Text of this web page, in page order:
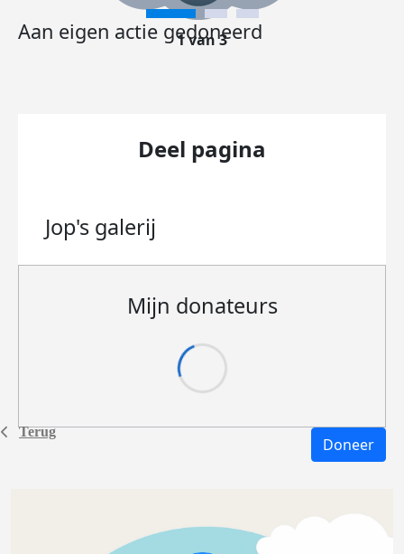
Terug
Aan eigen actie gedoneerd
1 van 3
Deel pagina
Jop's galerij
Mijn donateurs
Doneer